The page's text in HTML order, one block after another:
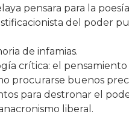
pensara para la
del poder
de infamias.
crítica: el
procurarse buenos
para destronar el
liberal.